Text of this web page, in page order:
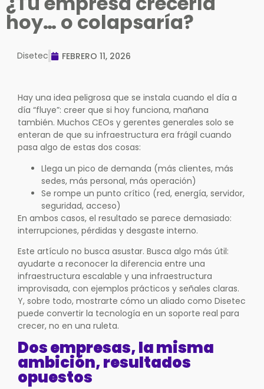
hoy… o colapsaría?
Disetec FEBRERO 11, 2026
Hay una idea peligrosa que se instala cuando el día a
día “fluye”: creer que si hoy funciona, mañana
también. Muchos CEOs y gerentes generales solo se
enteran de que su infraestructura era frágil cuando
pasa algo de estas dos cosas:
Llega un pico de demanda (más clientes, más
sedes, más personal, más operación)
Se rompe un punto crítico (red, energía, servidor,
seguridad, acceso)
En ambos casos, el resultado se parece demasiado:
interrupciones, pérdidas y desgaste interno.
Este artículo no busca asustar. Busca algo más útil:
ayudarte a reconocer la diferencia entre una
infraestructura escalable y una infraestructura
improvisada, con ejemplos prácticos y señales claras.
Y, sobre todo, mostrarte cómo un aliado como Disetec
puede convertir la tecnología en un soporte real para
crecer, no en una ruleta.
Dos empresas, la misma
ambición, resultados
opuestos